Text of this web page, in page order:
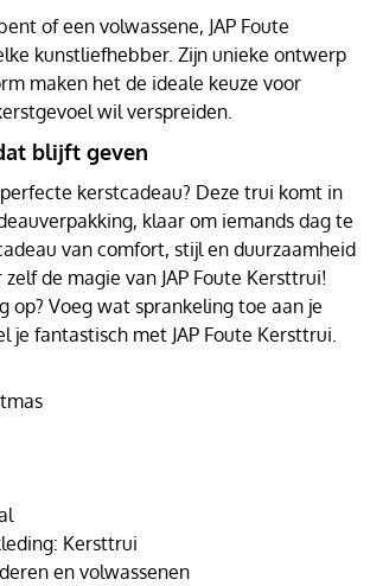
of een volwassene, JAP Foute
kunstliefhebber. Zijn unieke ontwerp
maken het de ideale keuze voor
wil verspreiden.
blijft geven
kerstcadeau? Deze trui komt in
klaar om iemands dag te
van comfort, stijl en duurzaamheid
de magie van JAP Foute Kersttrui!
op? Voeg wat sprankeling toe aan je
je fantastisch met JAP Foute Kersttrui.
Kersttrui
en volwassenen